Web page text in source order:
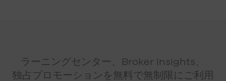
ラーニングセンター、Broker Insights、
独占プロモーションを無料で無制限にご利用